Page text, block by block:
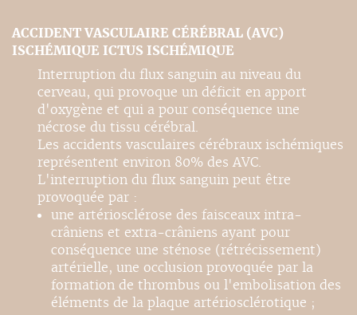
ACCIDENT VASCULAIRE CÉRÉBRAL (AVC)
ISCHÉMIQUE ICTUS ISCHÉMIQUE
Interruption du flux sanguin au niveau du
cerveau, qui provoque un déficit en apport
d'oxygène et qui a pour conséquence une
nécrose du tissu cérébral.
Les accidents vasculaires cérébraux ischémiques
représentent environ 80% des AVC.
L'interruption du flux sanguin peut être
provoquée par :
une artériosclérose des faisceaux intra-
crâniens et extra-crâniens ayant pour
conséquence une sténose (rétrécissement)
artérielle, une occlusion provoquée par la
formation de thrombus ou l'embolisation des
éléments de la plaque artériosclérotique ;